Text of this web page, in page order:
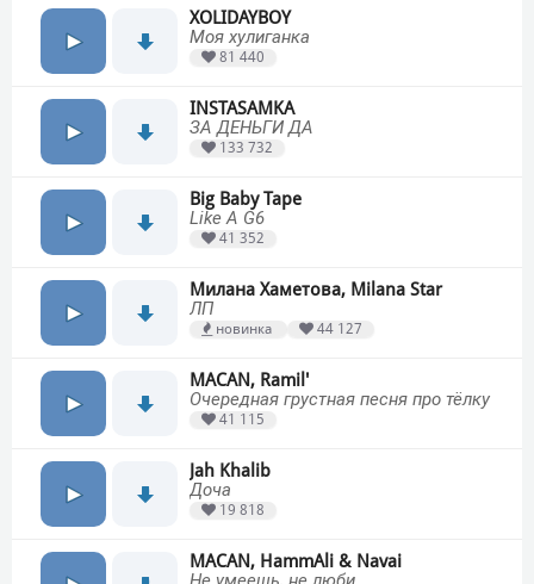
XOLIDAYBOY
Моя хулиганка
81 440
INSTASAMKA
ЗА ДЕНЬГИ ДА
133 732
Big Baby Tape
Like A G6
41 352
Милана Хаметова, Milana Star
ЛП
новинка 44 127
MACAN, Ramil'
Очередная грустная песня про тёлку
41 115
Jah Khalib
Доча
19 818
MACAN, HammAli & Navai